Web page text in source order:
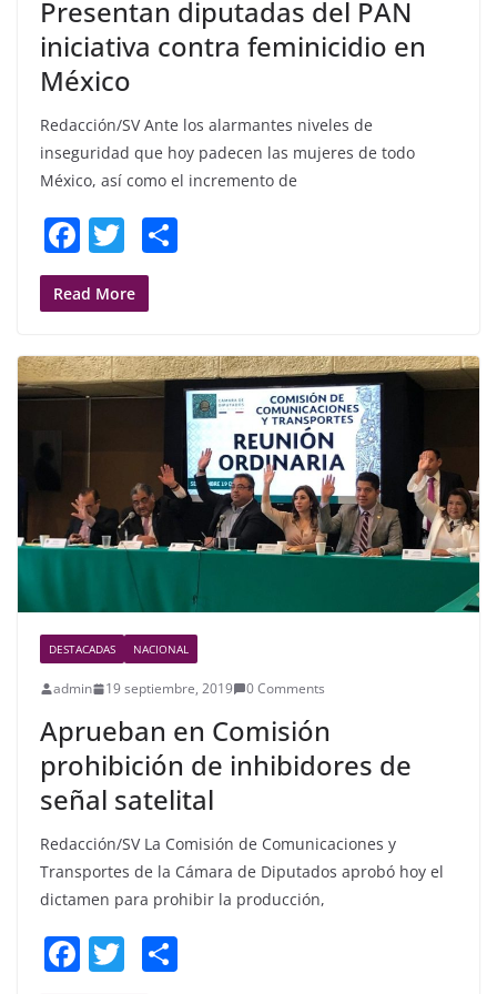
Presentan diputadas del PAN
iniciativa contra feminicidio en
México
Redacción/SV Ante los alarmantes niveles de
inseguridad que hoy padecen las mujeres de todo
México, así como el incremento de
F
a
c
b
o
o
k
T
w
itt
Read More
DESTACADAS NACIONAL
admin 19 septiembre, 2019 0 Comments
Aprueban en Comisión
prohibición de inhibidores de
señal satelital
Redacción/SV La Comisión de Comunicaciones y
Transportes de la Cámara de Diputados aprobó hoy el
dictamen para prohibir la producción,
F T